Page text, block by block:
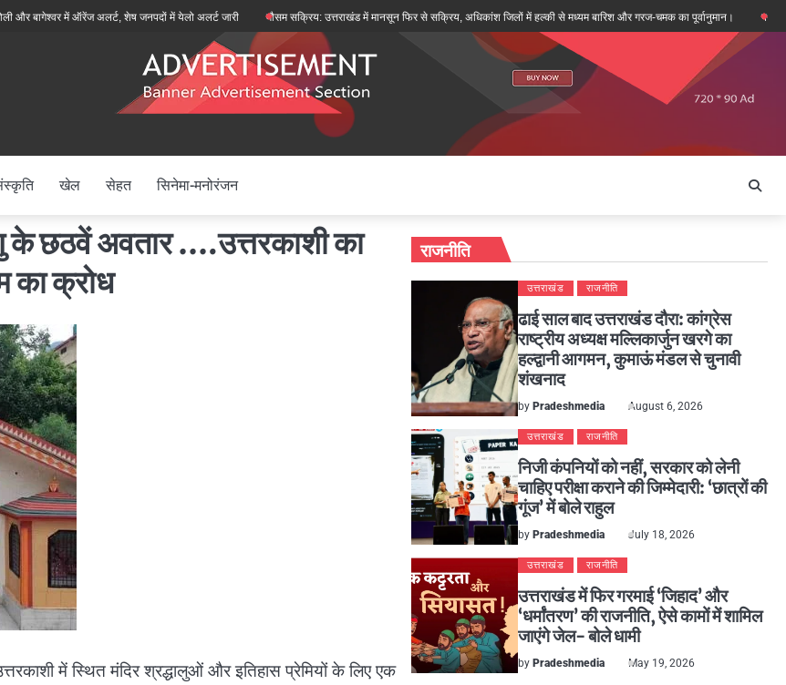
में ऑरेंज अलर्ट, शेष जनपदों में येलो अलर्ट जारी मौसम सक्रिय: उत्तराखंड में मानसून फिर से सक्रिय, अधिकांश जिलों में हल्की से मध्यम बारिश और गरज-चमक का पूर्वानुमान। पथरेश्वर मंदिर
खेल सेहत सिनेमा-मनोरंजन
छठवें अवतार ….उत्तरकाशी का
का क्रोध
में स्थित मंदिर श्रद्धालुओं और इतिहास प्रेमियों के लिए एक
राजनीति
उत्तराखंड राजनीति
ढाई साल बाद उत्तराखंड दौरा: कांग्रेस
राष्ट्रीय अध्यक्ष मल्लिकार्जुन खरगे का
हल्द्वानी आगमन, कुमाऊं मंडल से चुनावी
शंखनाद
by Pradeshmedia August 6, 2026
उत्तराखंड राजनीति
निजी कंपनियों को नहीं, सरकार को लेनी
चाहिए परीक्षा कराने की जिम्मेदारी: ‘छात्रों की
गूंज’ में बोले राहुल
by Pradeshmedia July 18, 2026
उत्तराखंड राजनीति
उत्तराखंड में फिर गरमाई ‘जिहाद’ और
‘धर्मांतरण’ की राजनीति, ऐसे कामों में शामिल
जाएंगे जेल- बोले धामी
by Pradeshmedia May 19, 2026